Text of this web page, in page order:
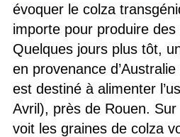
évoquer le colza
importe pour produire
Quelques jours plus tôt,
en provenance
est destiné à alimenter
Avril), près de Rouen.
voit les graines de colza